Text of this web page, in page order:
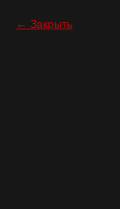
Закрыть